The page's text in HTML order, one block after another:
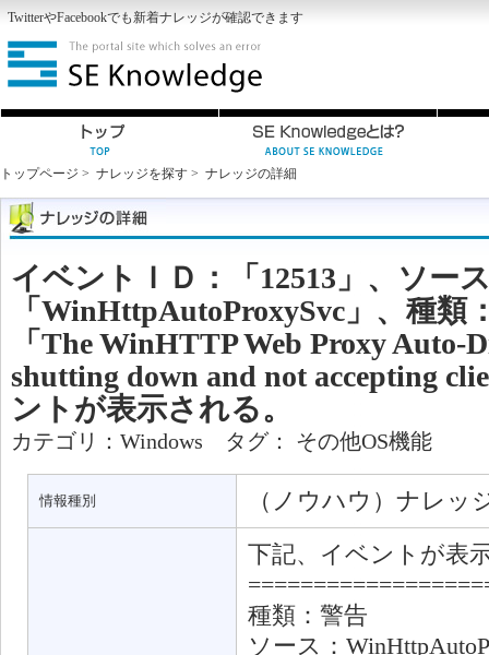
TwitterやFacebookでも新着ナレッジが確認できます
トップページ > ナレッジを探す > ナレッジの詳細
イベントＩＤ：「12513」、ソー
「WinHttpAutoProxySvc」、種類
「The WinHTTP Web Proxy Auto-
shutting down and not accepting
ントが表示される。
カテゴリ： Windows タグ： その他OS機能
情報種別 （ノウハウ）ナレッ
下記、イベントが表
種類：警告
ソース：